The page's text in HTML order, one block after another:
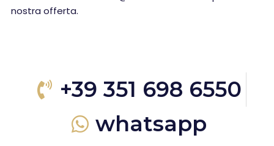
nostra offerta.
+39 351 698 6550
whatsapp